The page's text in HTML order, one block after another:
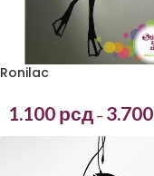
Ronilac
1.100 рсд – 3.700